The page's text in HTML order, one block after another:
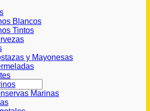
Blancos
Tintos
y Mayonesas
Marinas